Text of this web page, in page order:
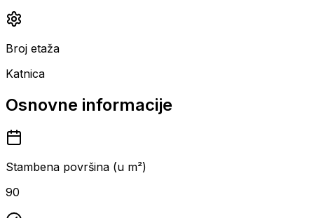
Broj etaža
Katnica
Osnovne informacije
Stambena površina (u m²)
90